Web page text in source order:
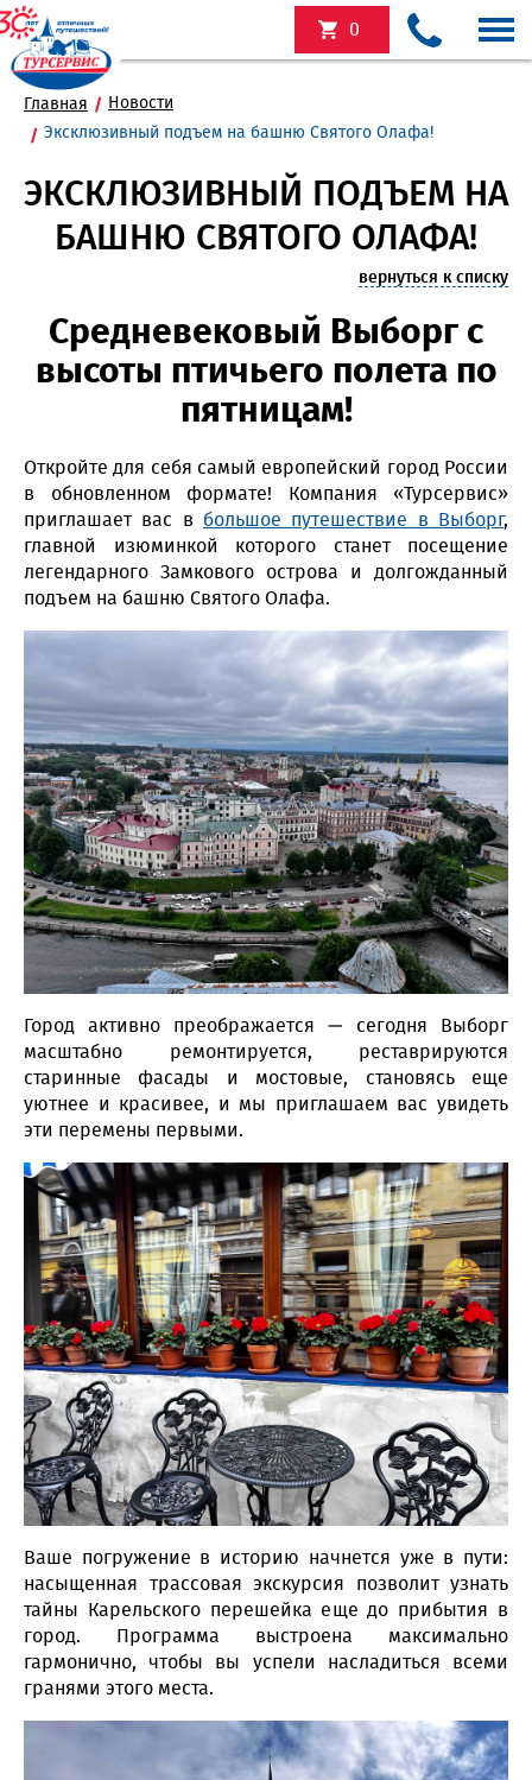
0
Главная
Новости
Эксклюзивный подъем на башню Святого Олафа!
ЭКСКЛЮЗИВНЫЙ ПОДЪЕМ НА
БАШНЮ СВЯТОГО ОЛАФА!
вернуться к списку
Средневековый Выборг с
высоты птичьего полета по
пятницам!
Откройте для себя самый европейский город России
в обновленном формате! Компания «Турсервис»
приглашает вас в большое путешествие в Выборг,
главной изюминкой которого станет посещение
легендарного Замкового острова и долгожданный
подъем на башню Святого Олафа.
Город активно преображается — сегодня Выборг
масштабно ремонтируется, реставрируются
старинные фасады и мостовые, становясь еще
уютнее и красивее, и мы приглашаем вас увидеть
эти перемены первыми.
Ваше погружение в историю начнется уже в пути:
насыщенная трассовая экскурсия позволит узнать
тайны Карельского перешейка еще до прибытия в
город. Программа выстроена максимально
гармонично, чтобы вы успели насладиться всеми
гранями этого места.